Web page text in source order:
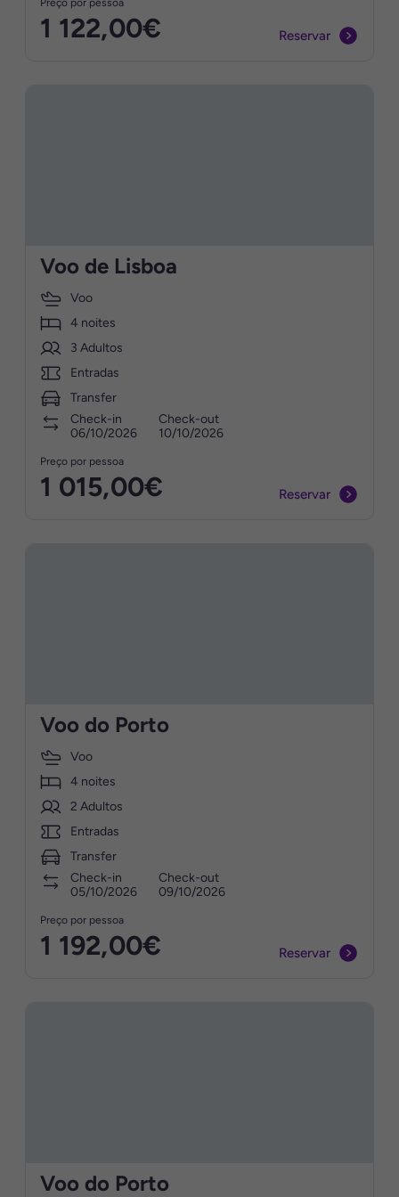
Preço por pessoa
1 122,00€ Reservar
Voo de Lisboa
Voo
4 noites
3 Adultos
Entradas
Transfer
Check-in
06/10/2026
Check-out
10/10/2026
Preço por pessoa
1 015,00€ Reservar
Voo do Porto
Voo
4 noites
2 Adultos
Entradas
Transfer
Check-in
05/10/2026
Check-out
09/10/2026
Preço por pessoa
1 192,00€ Reservar
Voo do Porto